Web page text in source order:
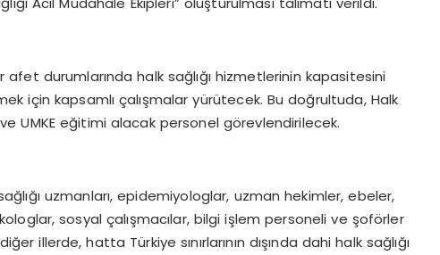
afet durumlarında halk sağlığı hizmetlerinin kapasitesini
için kapsamlı çalışmalar yürütecek. Bu doğrultuda, Halk
UMKE eğitimi alacak personel görevlendirilecek.
uzmanları, epidemiyologlar, uzman hekimler, ebeler,
sosyal çalışmacılar, bilgi işlem personeli ve şoförler
illerde, hatta Türkiye sınırlarının dışında dahi halk sağlığı